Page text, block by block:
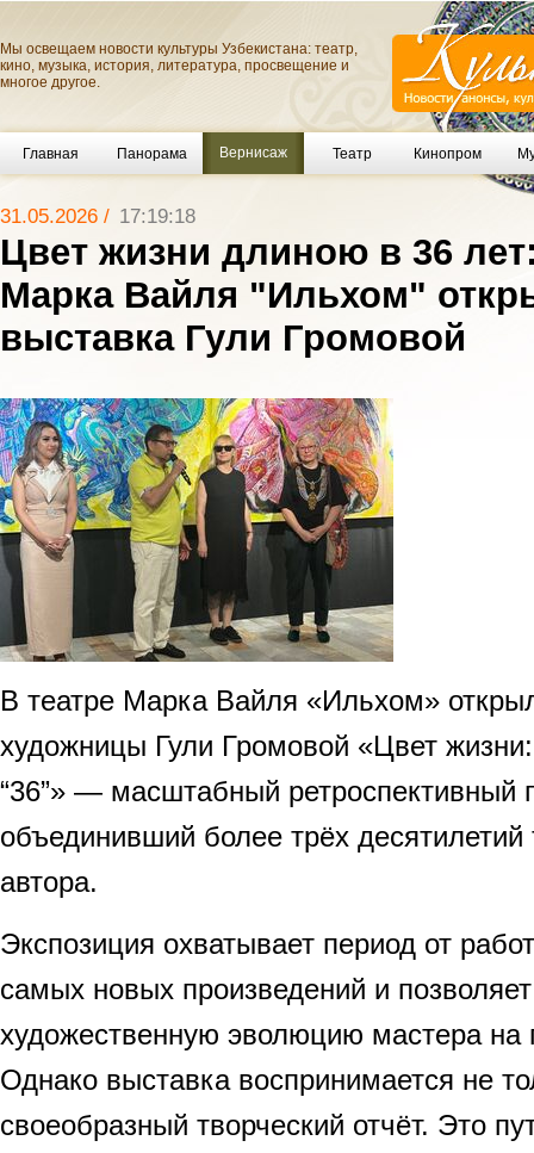
Мы освещаем новости культуры Узбекистана: театр,
кино, музыка, история, литература, просвещение и
многое другое.
Главная Панорама Вернисаж Театр Кинопром
31.05.2026 / 17:19:18
Цвет жизни длиною в 36
Марка Вайля "Ильхом"
выставка Гули Громовой
В театре Марка Вайля «Ильхом»
художницы Гули Громовой «Цвет
“36”» — масштабный ретроспективный
объединивший более трёх десятилетий
автора.
Экспозиция охватывает период от
самых новых произведений и
художественную эволюцию мастера на
Однако выставка воспринимается не
своеобразный творческий отчёт. Это